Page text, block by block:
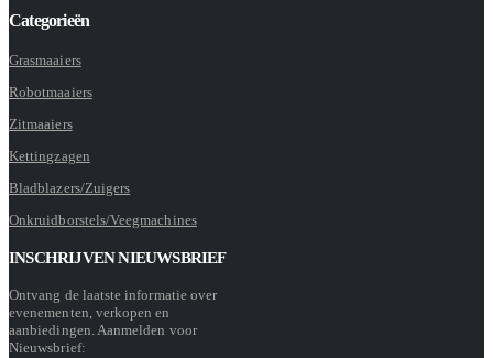
Categorieën
Grasmaaiers
Robotmaaiers
Zitmaaiers
Kettingzagen
Bladblazers/Zuigers
Onkruidborstels/Veegmachines
INSCHRIJVEN NIEUWSBRIEF
Ontvang de laatste informatie over
evenementen, verkopen en
aanbiedingen. Aanmelden voor
Nieuwsbrief: